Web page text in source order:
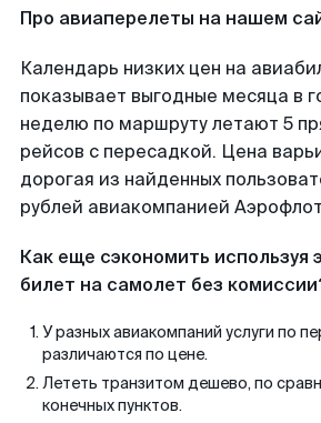
Про авиаперелеты на нашем
Календарь низких цен на
показывает выгодные месяца в
неделю по маршруту летают 5
рейсов с пересадкой. Цена
дорогая из найденных
рублей авиакомпанией
Как еще сэкономить используя
билет на самолет без
У разных авиакомпаний услуги по
различаются по цене.
Лететь транзитом дешево, по
конечных пунктов.